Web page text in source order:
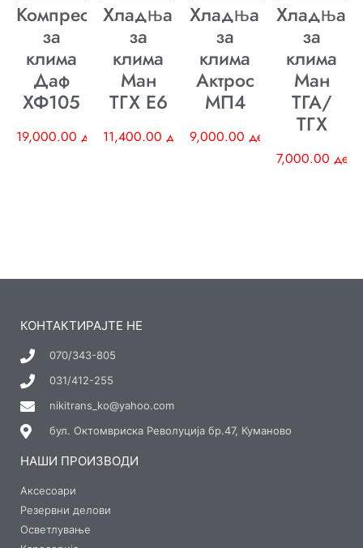
Компресор
за
клима
Даф
ХФ105
19,000.00 ден
Хладњак
за
клима
Ман
ТГХ E6
11,400.00 ден
Хладњак
за
клима
Актрос
МП4
9,000.00 ден
Хладњак
за
клима
Ман
ТГА/
ТГХ
7,000.00 ден
КОНТАКТИРАЈТЕ НЕ
070/343-805
031/412-255
nikitrans_ko@yahoo.com
бул. Октомвриска Револуција бр.47, Куманово
НАШИ ПРОИЗВОДИ
Аксесоари
Резервни делови
Осветлување